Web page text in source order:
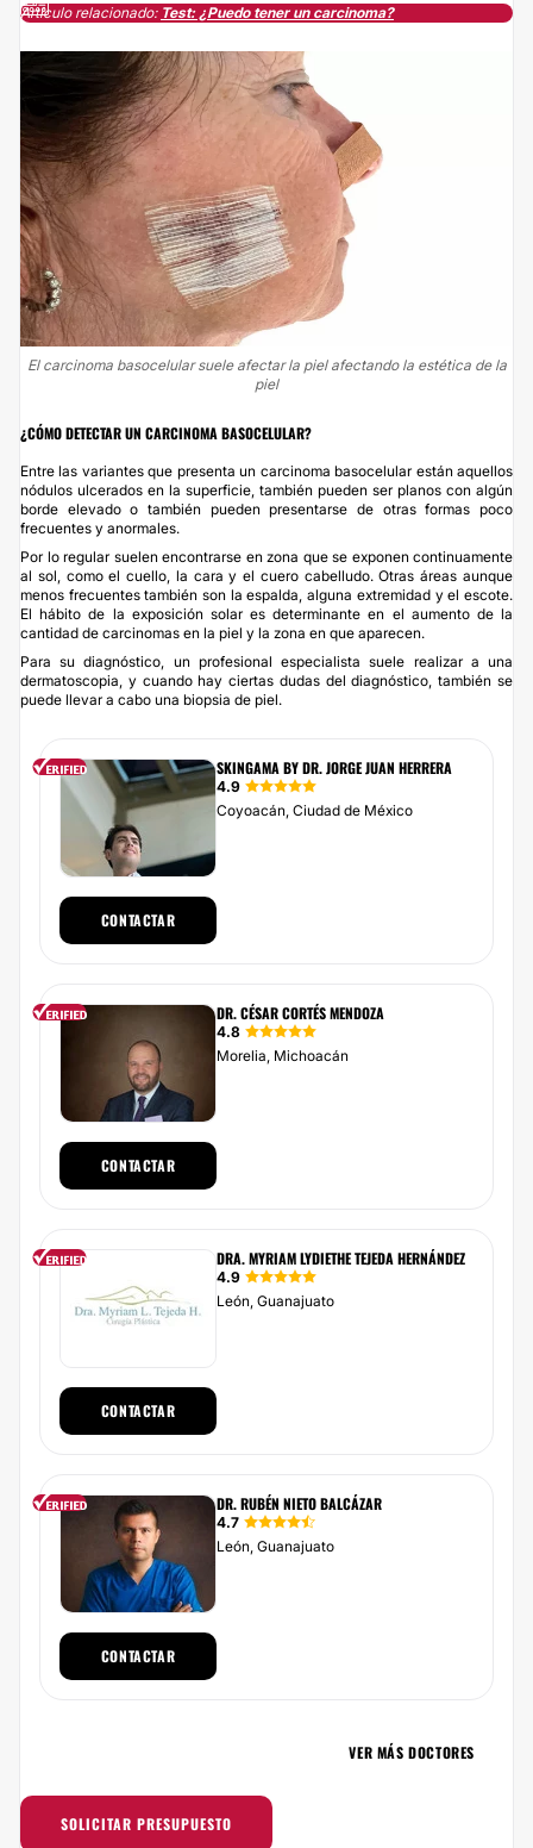
Artículo relacionado:​ Test: ¿Puedo tener un carcinoma?
El carcinoma basocelular suele afectar la piel afectando la estética de la
piel
¿CÓMO DETECTAR UN CARCINOMA BASOCELULAR?
Entre las variantes que presenta un carcinoma basocelular están aquellos
nódulos ulcerados en la superficie, también pueden ser planos con algún
borde elevado o también pueden presentarse de otras formas poco
frecuentes y anormales.
Por lo regular suelen encontrarse en zona que se exponen continuamente
al sol, como el cuello, la cara y el cuero cabelludo. Otras áreas aunque
menos frecuentes también son la espalda, alguna extremidad y el escote.
El hábito de la exposición solar es determinante en el aumento de la
cantidad de carcinomas en la piel y la zona en que aparecen.
Para su diagnóstico, un profesional especialista suele realizar a una
dermatoscopia, y cuando hay ciertas dudas del diagnóstico, también se
puede llevar a cabo una biopsia de piel.
SKINGAMA BY DR. JORGE JUAN HERRERA
4.9
Coyoacán, Ciudad de México
CONTACTAR
DR. CÉSAR CORTÉS MENDOZA
4.8
Morelia, Michoacán
CONTACTAR
DRA. MYRIAM LYDIETHE TEJEDA HERNÁNDEZ
4.9
León, Guanajuato
CONTACTAR
DR. RUBÉN NIETO BALCÁZAR
4.7
León, Guanajuato
CONTACTAR
VER MÁS DOCTORES
SOLICITAR PRESUPUESTO